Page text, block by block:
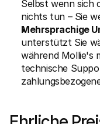
Selbst wenn sich
nichts tun – Sie
Mehrsprachige
unterstützt Sie
während Mollie's
technische